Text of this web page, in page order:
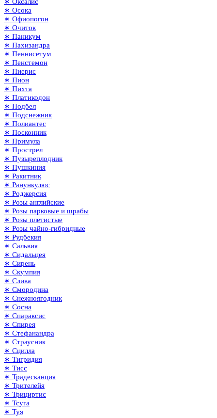
∗ Осока
∗ Офиопогон
∗ Очиток
∗ Паникум
∗ Пахизандра
∗ Пеннисетум
∗ Пенстемон
∗ Пиерис
∗ Пион
∗ Пихта
∗ Платикодон
∗ Подбел
∗ Подснежник
∗ Полиантес
∗ Посконник
∗ Примула
∗ Прострел
∗ Пузыреплодник
∗ Пушкиния
∗ Ракитник
∗ Ранункулюс
∗ Роджерсия
∗ Розы английские
∗ Розы парковые и шрабы
∗ Розы плетистые
∗ Розы чайно-гибридные
∗ Рудбекия
∗ Сальвия
∗ Сидальцея
∗ Сирень
∗ Скумпия
∗ Слива
∗ Смородина
∗ Снежноягодник
∗ Сосна
∗ Спараксис
∗ Спирея
∗ Стефанандра
∗ Страусник
∗ Сцилла
∗ Тигридия
∗ Тисс
∗ Традесканция
∗ Трителейя
∗ Трициртис
∗ Тсуга
∗ Туя